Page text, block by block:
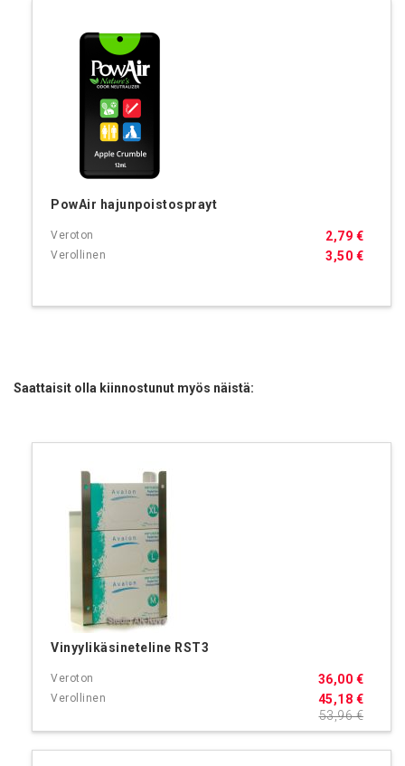
PowAir hajunpoistosprayt
3,50 €
2,79 €
Saattaisit olla kiinnostunut myös näistä:
Vinyylikäsineteline RST3
45,18 €
36,00 €
53,96 €